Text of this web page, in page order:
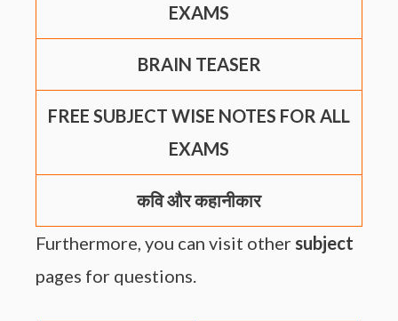
EXAMS
BRAIN TEASER
FREE SUBJECT WISE NOTES FOR ALL
EXAMS
कवि और कहानीकार
Furthermore, you can visit other subject
pages for questions.